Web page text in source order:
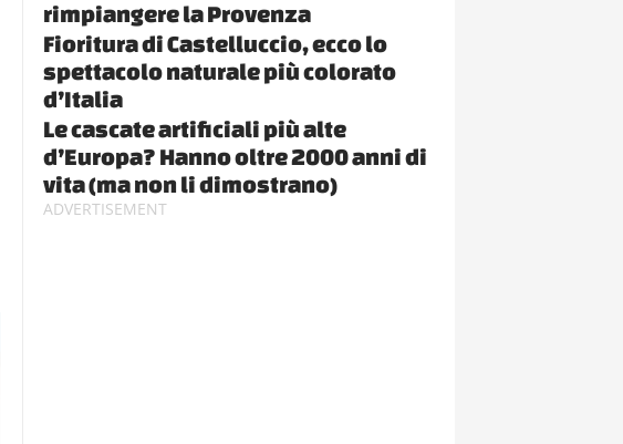
rimpiangere la Provenza
Fioritura di Castelluccio, ecco lo
spettacolo naturale più colorato
d’Italia
Le cascate artificiali più alte
d’Europa? Hanno oltre 2000 anni di
vita (ma non li dimostrano)